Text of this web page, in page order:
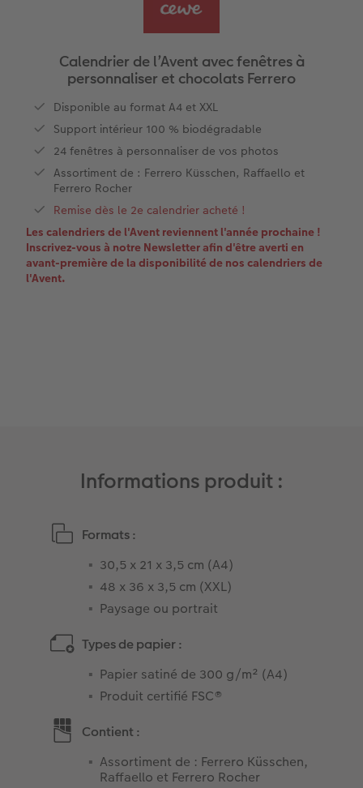
Livre photo Carré
Livre photo Petit Carré
Album photo lin ou cuir
Album photo souple
Formats d'albums photo
Albums photo thématiques
Poster photo
Autocollants photo
Lot de photos
Boite photo souvenirs
Photos d'identité
Trouver une borne
Photo sous plexi
Tableau Photo Prestige
Cadres photo personnalisés
Pêle-mêle photos
Porte-poster en bois
Cadre multi photos
Tirages créatifs
Maison & Décoration
Magnets photo
Textiles
Ecole et bureau
Boîte cadeau personnalisée
Cartes de remerciements
Carte d'invitation
Carte postale personnalisée en ligne
Faire-part avec photo détachable
Calendrier de l’Avent avec fenêtres à
personnaliser et chocolats Ferrero
Disponible au format A4 et XXL
Support intérieur 100 % biodégradable
24 fenêtres à personnaliser de vos photos
Assortiment de : Ferrero Küsschen, Raffaello et
Ferrero Rocher
Remise dès le 2e calendrier acheté !
Les calendriers de l'Avent reviennent l'année prochaine !
Inscrivez-vous à notre Newsletter afin d'être averti en
avant-première de la disponibilité de nos calendriers de
l'Avent.
Informations produit :
Formats :
30,5 x 21 x 3,5 cm (A4)
48 x 36 x 3,5 cm (XXL)
Paysage ou portrait
Types de papier :
Papier satiné de 300 g/m² (A4)
Produit certifié FSC®
Contient :
Assortiment de : Ferrero Küsschen,
Raffaello et Ferrero Rocher